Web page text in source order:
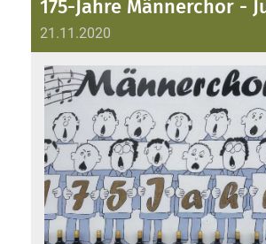
21.11.2020